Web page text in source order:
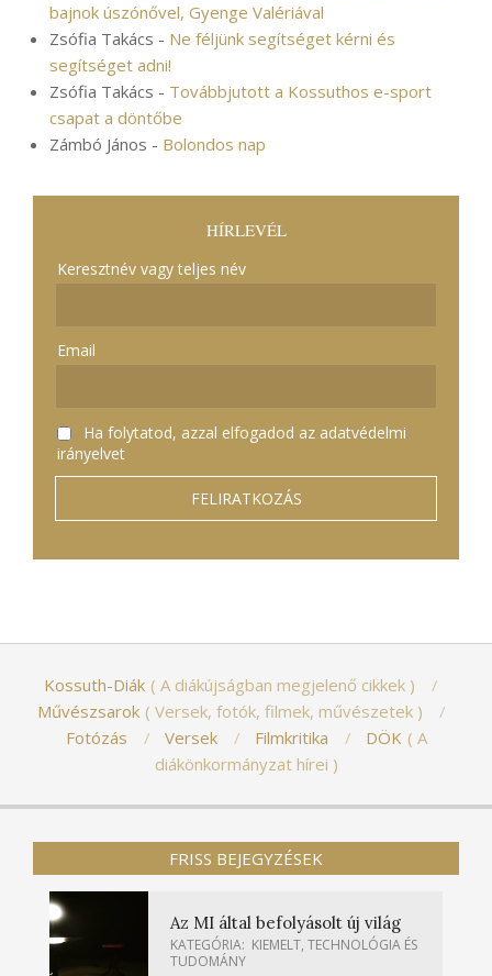
bajnok úszónővel, Gyenge Valériával
Zsófia Takács - Ne féljünk segítséget kérni és
segítséget adni!
Zsófia Takács - Továbbjutott a Kossuthos e-sport
csapat a döntőbe
Zámbó János - Bolondos nap
HÍRLEVÉL
Keresztnév vagy teljes név
Email
Ha folytatod, azzal elfogadod az adatvédelmi
irányelvet
Kossuth-Diák
A diákújságban megjelenő cikkek
Művészsarok
Versek, fotók, filmek, művészetek
Fotózás
Versek Filmkritika DÖK
A
diákönkormányzat hírei
FRISS BEJEGYZÉSEK
Az MI által befolyásolt új világ
KATEGÓRIA: KIEMELT, TECHNOLÓGIA ÉS
TUDOMÁNY